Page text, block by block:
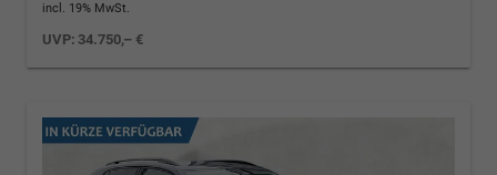
incl. 19% MwSt.
UVP: 34.750,– €